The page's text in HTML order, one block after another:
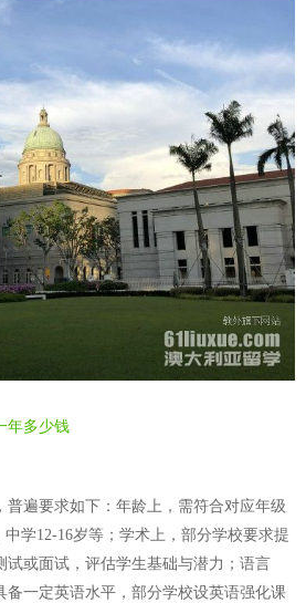
年多少钱
普遍要求如下：年龄上，需符合对应年级
学12-16岁等；学术上，部分学校要求提
试或面试，评估学生基础与潜力；语言
备一定英语水平，部分学校设英语强化课